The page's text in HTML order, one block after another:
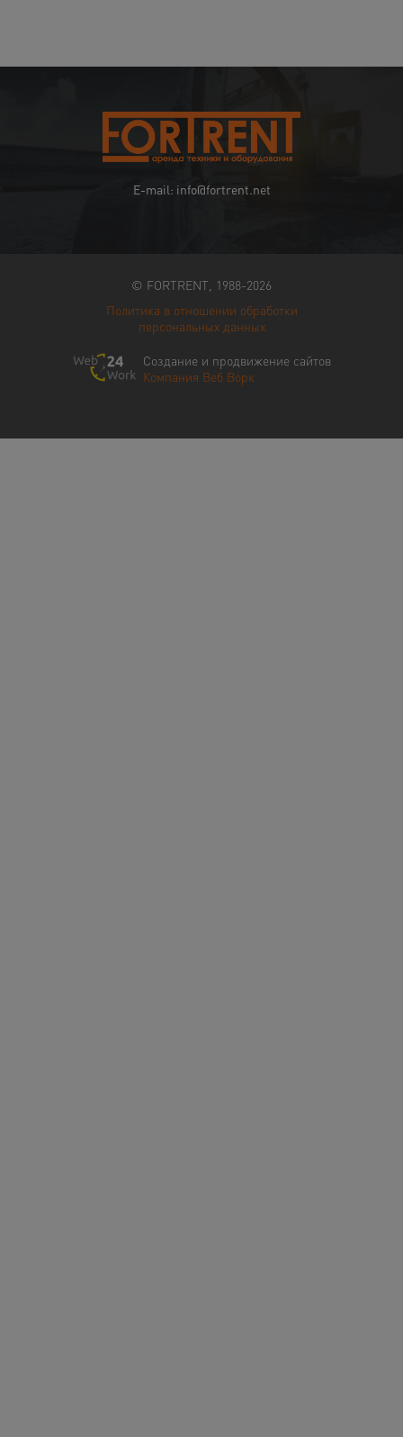
E-mail: info@fortrent.net
© FORTRENT, 1988-2026
Политика в отношении обработки
персональных данных
Создание и продвижение сайтов
Компания Веб Ворк